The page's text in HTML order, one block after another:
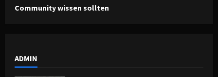
Community wissen sollten
ADMIN